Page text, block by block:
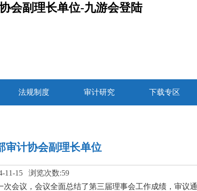
会副理长单位-九游会登陆
法规制度 审计研究 下载专区
审计协会副理长单位
11-15 浏览次数:59
会议，会议全面总结了第三届理事会工作成绩，审议